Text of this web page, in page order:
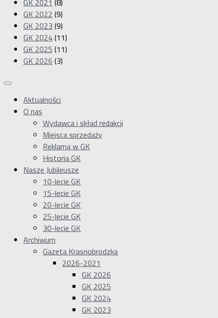
GK 2021 (8)
GK 2022 (9)
GK 2023 (9)
GK 2024(11)
GK 2025 (11)
GK 2026 (3)
Aktualności
O nas
Wydawca i skład redakcji
Miejsca sprzedaży
Reklama w GK
Historia GK
Nasze Jubileusze
10-lecie GK
15-lecie GK
20-lecie GK
25-lecie GK
30-lecie GK
Archiwum
Gazeta Krasnobrodzka
2026-2021
GK 2026
GK 2025
GK 2024
GK 2023